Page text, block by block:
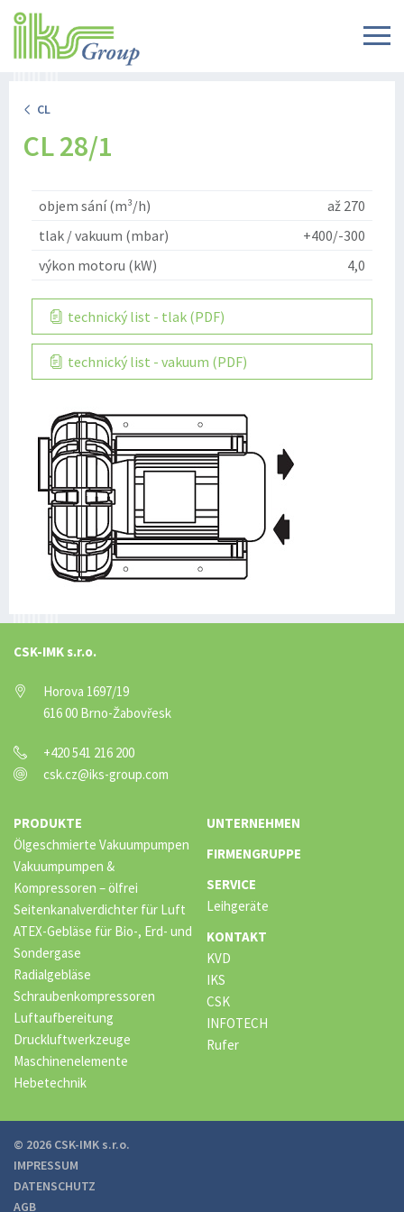
CL
CL 28/1
objem sání (m³/h)
až 270
tlak / vakuum (mbar)
+400/-300
výkon motoru (kW)
4,0
technický list - tlak (PDF)
technický list - vakuum (PDF)
CSK-IMK s.r.o.
Horova 1697/19
616 00 Brno-Žabovřesk
+420 541 216 200
csk.cz@iks-group.com
PRODUKTE
Ölgeschmierte Vakuumpumpen
Vakuumpumpen &
Kompressoren – ölfrei
Seitenkanalverdichter für Luft
ATEX-Gebläse für Bio-, Erd- und
Sondergase
Radialgebläse
Schraubenkompressoren
Luftaufbereitung
Druckluftwerkzeuge
Maschinenelemente
Hebetechnik
UNTERNEHMEN
FIRMENGRUPPE
SERVICE
Leihgeräte
KONTAKT
KVD
IKS
CSK
INFOTECH
Rufer
© 2026 CSK-IMK s.r.o.
IMPRESSUM
DATENSCHUTZ
AGB